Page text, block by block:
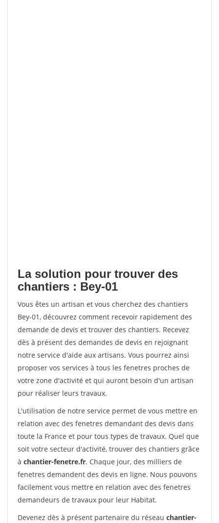
La solution pour trouver des
chantiers : Bey-01
Vous êtes un artisan et vous cherchez des chantiers
Bey-01, découvrez comment recevoir rapidement des
demande de devis et trouver des chantiers. Recevez
dès à présent des demandes de devis en rejoignant
notre service d'aide aux artisans. Vous pourrez ainsi
proposer vos services à tous les fenetres proches de
votre zone d'activité et qui auront besoin d'un artisan
pour réaliser leurs travaux.
L'utilisation de notre service permet de vous mettre en
relation avec des fenetres demandant des devis dans
toute la France et pour tous types de travaux. Quel que
soit votre secteur d'activité, trouver des chantiers grâce
à chantier-fenetre.fr. Chaque jour, des milliers de
fenetres demandent des devis en ligne. Nous pouvons
facilement vous mettre en relation avec des fenetres
demandeurs de travaux pour leur Habitat.
Devenez dès à présent partenaire du réseau chantier-